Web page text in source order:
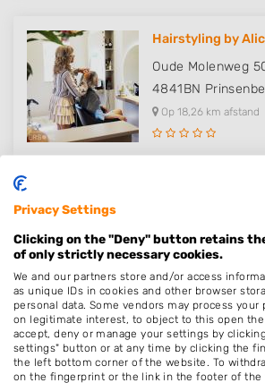
Hairstyling by
Oude Molenweg
4841BN
Op 18,26 km afstand
Markt 27
4841AA
Op 18,92 km afstand
@ My Style
Privacy Settings
Clicking on the "Deny" button retains
of only strictly necessary cookies.
We and our partners store and/or access
as unique IDs in cookies and other browser
personal data. Some vendors may process your
on legitimate interest, to object to this open the
accept, deny or manage your settings by
settings" button or at any time by clicking the
the left bottom corner of the website. To
on the fingerprint or the link in the footer of the